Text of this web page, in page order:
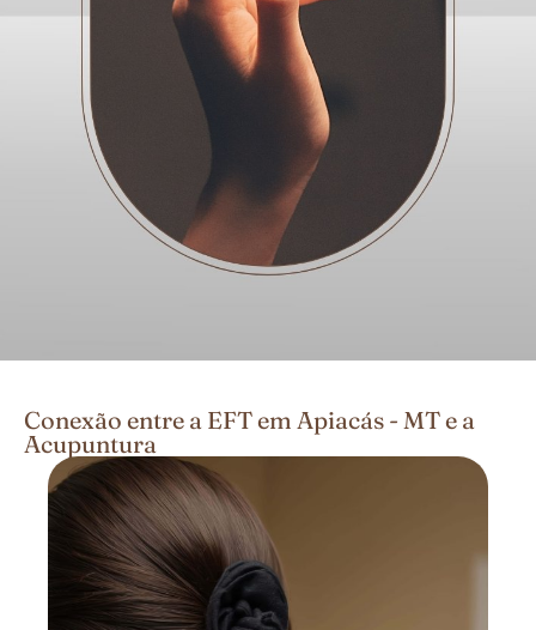
Conexão entre a EFT em Apiacás - MT e a
Acupuntura